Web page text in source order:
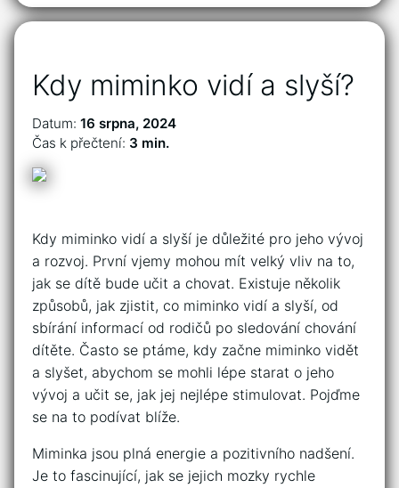
Kdy miminko vidí a slyší?
Datum: 16 srpna, 2024
Čas k přečtení: 3 min.
Kdy miminko vidí a slyší je důležité pro jeho vývoj
a rozvoj. První vjemy mohou mít velký vliv na to,
jak se dítě bude učit a chovat. Existuje několik
způsobů, jak zjistit, co miminko vidí a slyší, od
sbírání informací od rodičů po sledování chování
dítěte. Často se ptáme, kdy začne miminko vidět
a slyšet, abychom se mohli lépe starat o jeho
vývoj a učit se, jak jej nejlépe stimulovat. Pojďme
se na to podívat blíže.
Miminka jsou plná energie a pozitivního nadšení.
Je to fascinující, jak se jejich mozky rychle